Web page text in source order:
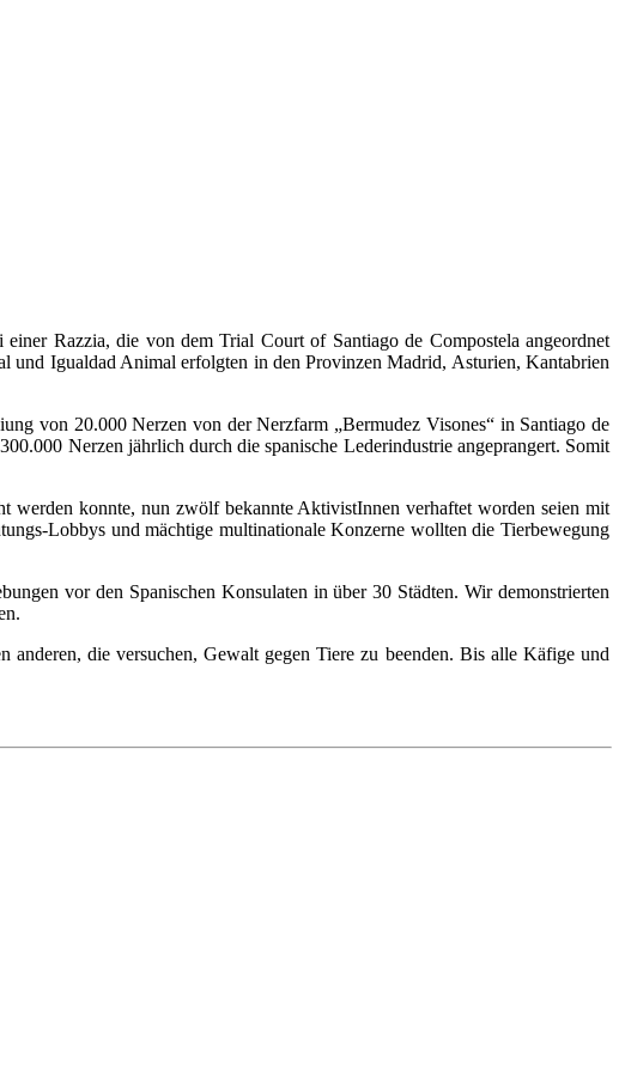
Razzia, die von dem Trial Court of Santiago de Compostela angeordnet
und Igualdad Animal erfolgten in den Provinzen Madrid, Asturien, Kantabrien
von 20.000 Nerzen von der Nerzfarm „Bermudez Visones“ in Santiago de
Nerzen jährlich durch die spanische Lederindustrie angeprangert. Somit
werden konnte, nun zwölf bekannte AktivistInnen verhaftet worden seien mit
Lobbys und mächtige multinationale Konzerne wollten die Tierbewegung
vor den Spanischen Konsulaten in über 30 Städten. Wir demonstrierten
die versuchen, Gewalt gegen Tiere zu beenden. Bis alle Käfige und